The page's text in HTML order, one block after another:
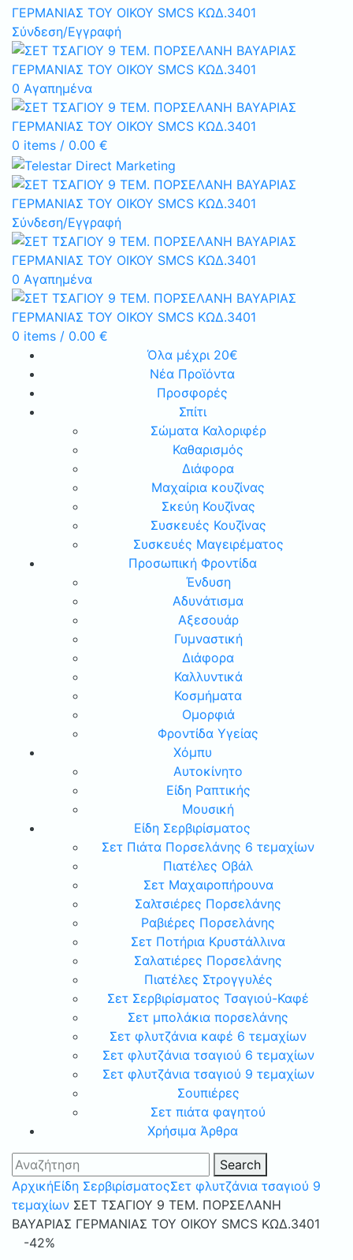
Σύνδεση/Εγγραφή
0 Αγαπημένα
0 items / 0.00 €
Σύνδεση/Εγγραφή
0 Αγαπημένα
0 items / 0.00 €
Όλα μέχρι 20€
Νέα Προϊόντα
Προσφορές
Σπίτι
Σώματα Καλοριφέρ
Καθαρισμός
Διάφορα
Μαχαίρια κουζίνας
Σκεύη Κουζίνας
Συσκευές Κουζίνας
Συσκευές Μαγειρέματος
Προσωπική Φροντίδα
Ένδυση
Αδυνάτισμα
Αξεσουάρ
Γυμναστική
Διάφορα
Καλλυντικά
Κοσμήματα
Ομορφιά
Φροντίδα Υγείας
Χόμπυ
Αυτοκίνητο
Είδη Ραπτικής
Μουσική
Είδη Σερβιρίσματος
Σετ Πιάτα Πορσελάνης 6 τεμαχίων
Πιατέλες Οβάλ
Σετ Μαχαιροπήρουνα
Σαλτσιέρες Πορσελάνης
Ραβιέρες Πορσελάνης
Σετ Ποτήρια Κρυστάλλινα
Σαλατιέρες Πορσελάνης
Πιατέλες Στρογγυλές
Σετ Σερβιρίσματος Τσαγιού-Καφέ
Σετ μπολάκια πορσελάνης
Σετ φλυτζάνια καφέ 6 τεμαχίων
Σετ φλυτζάνια τσαγιού 6 τεμαχίων
Σετ φλυτζάνια τσαγιού 9 τεμαχίων
Σουπιέρες
Σετ πιάτα φαγητού
Χρήσιμα Άρθρα
Search
ΑρχικήΕίδη ΣερβιρίσματοςΣετ φλυτζάνια τσαγιού 9
τεμαχίων ΣΕΤ ΤΣΑΓΙΟΥ 9 ΤΕΜ. ΠΟΡΣΕΛΑΝΗ
ΒΑΥΑΡΙΑΣ ΓΕΡΜΑΝΙΑΣ ΤΟΥ ΟΙΚΟΥ SMCS ΚΩΔ.3401
-42%